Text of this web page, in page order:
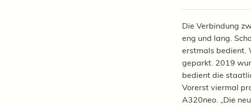
Die Verbindung
eng und lang.
erstmals bedient.
geparkt. 2019
bedient die
Vorerst viermal
A320neo. „Die